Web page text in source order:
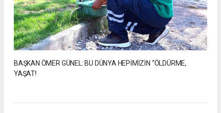
BAŞKAN ÖMER GÜNEL: BU DÜNYA HEPİMİZİN “ÖLDÜRME,
YAŞAT!